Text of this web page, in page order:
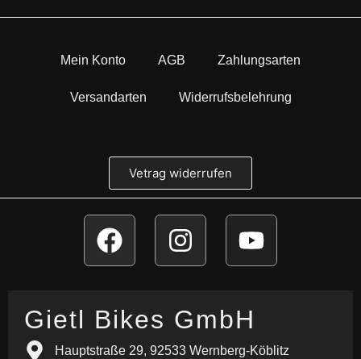
Mein Konto AGB Zahlungsarten
Versandarten Widerrufsbelehrung
Vetrag widerrufen
Gietl Bikes GmbH
Hauptstraße 29, 92533 Wernberg-Köblitz